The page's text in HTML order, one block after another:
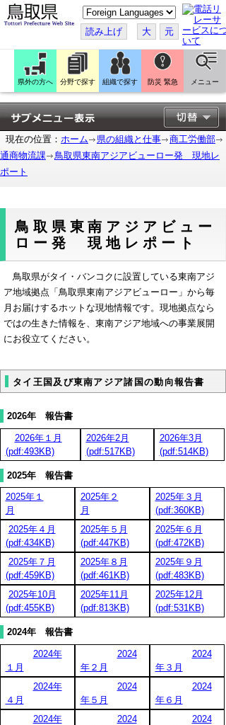
こ
の
ペ
ー
ジ
翻
訳
す
る
読み上げ 大 元
県外の方へ 分野で探す 組織で探す 防災 緊急 メニュー
現在の位置： ホーム 県の組織と仕事
商工労働部
通商物流課
鳥取県東南アジアビューロー発 現地レ
ポート
鳥取県東南アジアビュー
ロー発 現地レポート
鳥取県がタイ・バンコクに設置している東南アジ
ア地域拠点「鳥取県東南アジアビューロー」から毎
月お届けするホットな現地情報です。現地拠点なら
ではの生きた情報を、東南アジア地域への事業展開
にお役立てください。
タイ王国及び東南アジア諸国の動向報告書
2026年 報告書
2026年１月
(pdf:493KB)
2026年2月
(pdf:517KB)
2026年3月
(pdf:514KB)
2025年 報告書
2025年１
月
2025年２
月
2025年３月
(pdf:360KB)
2025年４月
(pdf:434KB)
2025年５月
(pdf:447KB)
2025年６月
(pdf:472KB)
2025年７月
(pdf:459KB)
2025年８月
(pdf:461KB)
2025年９月
(pdf:483KB)
2025年10月
(pdf:455KB)
2025年11月
(pdf:813KB)
2025年12月
(pdf:531KB)
2024年 報告書
2024年
１月
2024
年２月
2024
年３月
2024年
４月
2024
年５月
2024
年６月
2024年
2024
2024